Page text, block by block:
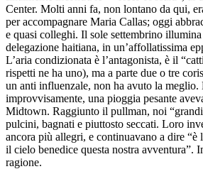
Center. Molti anni fa, non lontano da qui,
per accompagnare Maria Callas; oggi
e quasi colleghi. Il sole settembrino
delegazione haitiana, in un’affollatissima
L’aria condizionata è l’antagonista, è il
rispetti ne ha uno), ma a parte due o tre
un anti influenzale, non ha avuto la meglio.
improvvisamente, una pioggia pesante
Midtown. Raggiunto il pullman, noi
pulcini, bagnati e piuttosto seccati. Loro
ancora più allegri, e continuavano a dire “è
il cielo benedice questa nostra avventura”.
ragione.